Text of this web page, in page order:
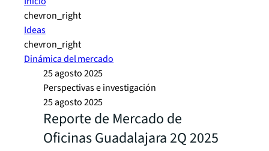
chevron_right
Ideas
chevron_right
Dinámica del mercado
25 agosto 2025
Perspectivas e investigación
25 agosto 2025
Reporte de Mercado de
Oficinas Guadalajara 2Q 2025